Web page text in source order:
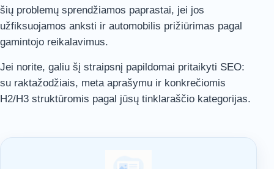
šių problemų sprendžiamos paprastai, jei jos
užfiksuojamos anksti ir automobilis prižiūrimas pagal
gamintojo reikalavimus.
Jei norite, galiu šį straipsnį papildomai pritaikyti SEO:
su raktažodžiais, meta aprašymu ir konkrečiomis
H2/H3 struktūromis pagal jūsų tinklaraščio kategorijas.